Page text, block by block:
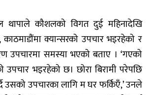
कौशलको विगत दुई महिनादेखि
क्यान्सरको उपचार भइरहेको र
उपचारमा समस्या भएको बताए । ‘गएको
उपचार भइरहेको छ। छोरा बिरामी परेपछि
उसको उपचारका लागि म घर फर्किएँ,’ उनले